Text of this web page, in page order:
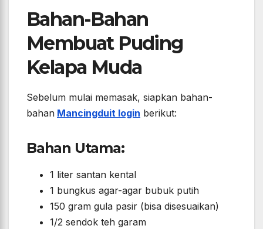
Bahan-Bahan
Membuat Puding
Kelapa Muda
Sebelum mulai memasak, siapkan bahan-
bahan Mancingduit login berikut:
Bahan Utama:
1 liter santan kental
1 bungkus agar-agar bubuk putih
150 gram gula pasir (bisa disesuaikan)
1/2 sendok teh garam